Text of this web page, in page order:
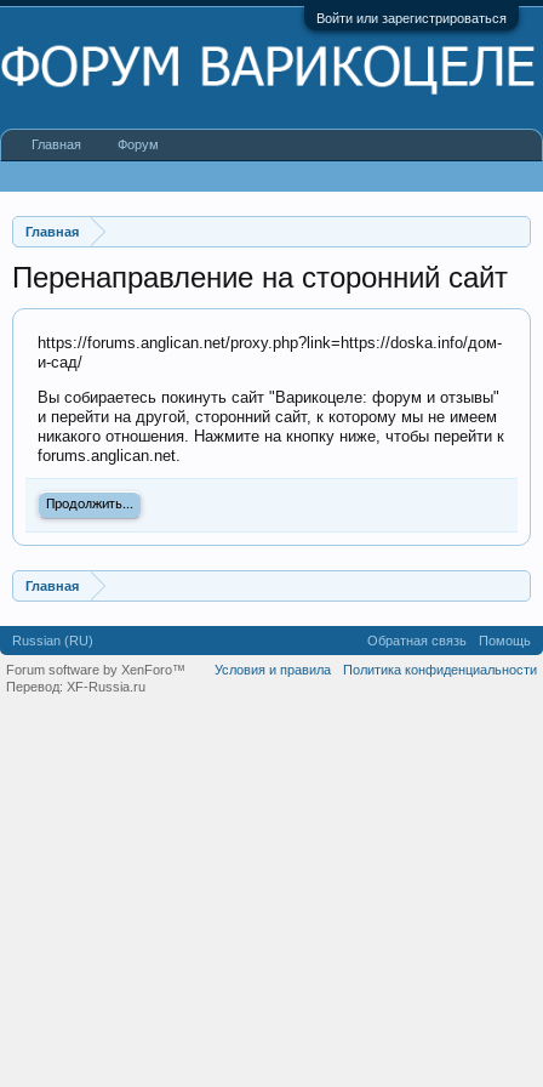
Войти или зарегистрироваться
Главная
Перенаправление на сторонний сайт
https://forums.anglican.net/proxy.php?link=https://doska.info/дом-
и-сад/
Вы собираетесь покинуть сайт "Варикоцеле: форум и отзывы"
и перейти на другой, сторонний сайт, к которому мы не имеем
никакого отношения. Нажмите на кнопку ниже, чтобы перейти к
forums.anglican.net.
Продолжить...
Главная
Главная Форум
Russian (RU) Обратная связь
Помощь
Условия и правила
Политика конфиденциальности
Forum software by XenForo™
Перевод: XF-Russia.ru